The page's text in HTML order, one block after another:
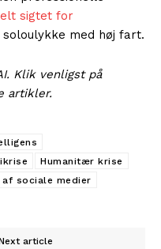
sigtet for
med høj fart.
Klik venligst på
artikler.
Humanitær krise
af sociale medier
article